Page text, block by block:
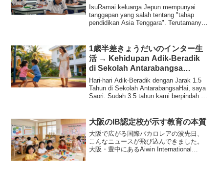
IsuRamai keluarga Jepun mempunyai
tanggapan yang salah tentang "tahap
pendidikan Asia Tenggara". Terutamanya
1歳半差きょうだいのインター生
活 → Kehidupan Adik-Beradik
di Sekolah Antarabangsa
dengan Jarak Usia 1.5 Tahun
Hari-hari Adik-Beradik dengan Jarak 1.5
Tahun di Sekolah AntarabangsaHai, saya
Saori. Sudah 3.5 tahun kami berpindah ke
大阪のIB認定校が示す教育の本質
大阪で広がる国際バカロレアの波先日、
こんなニュースが飛び込んできました。
大阪・豊中にあるAiwin International